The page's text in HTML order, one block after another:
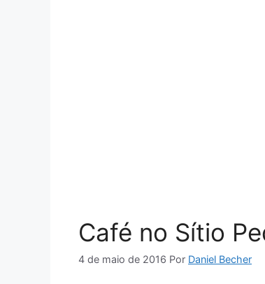
Café no Sítio
4 de maio de 2016 Por Daniel Becher